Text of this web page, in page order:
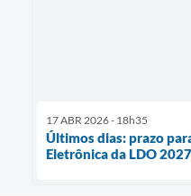
17 ABR 2026 - 18h35
Últimos dias: prazo
Eletrônica da LDO